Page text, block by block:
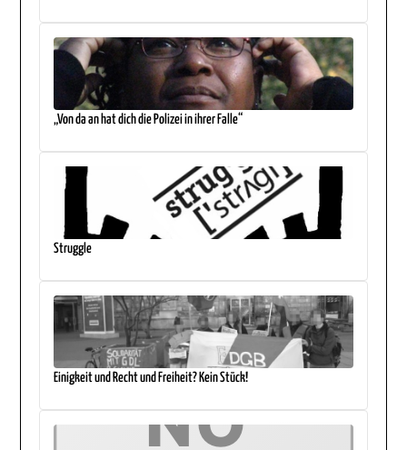
„Von da an hat dich die Polizei in ihrer Falle“
Struggle
Einigkeit und Recht und Freiheit? Kein Stück!